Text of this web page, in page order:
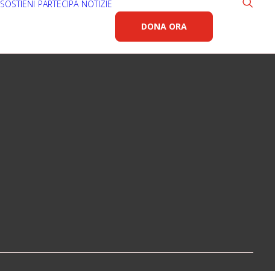
SOSTIENI PARTECIPA NOTIZIE
DONA ORA